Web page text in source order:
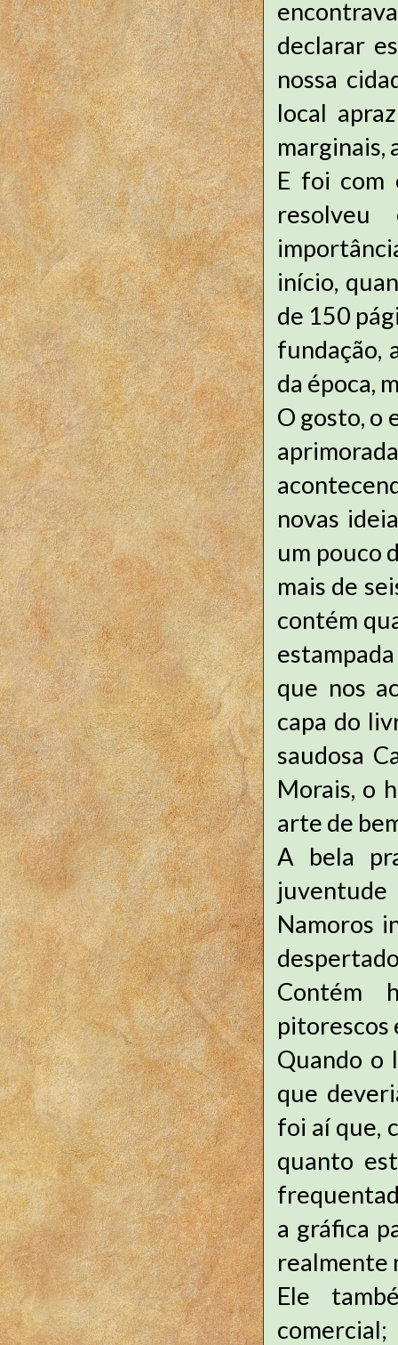
declarar
nossa
local
marginais,
E foi com
início,
de 150
fundação,
da época,
O gosto, o
novas
um pouco
mais de
contém
que nos
capa do
saudosa
Morais, o
arte de
A bela
Namoros
Contém
pitorescos
Quando o
que
foi aí que,
quanto
a gráfica
realmente
Ele